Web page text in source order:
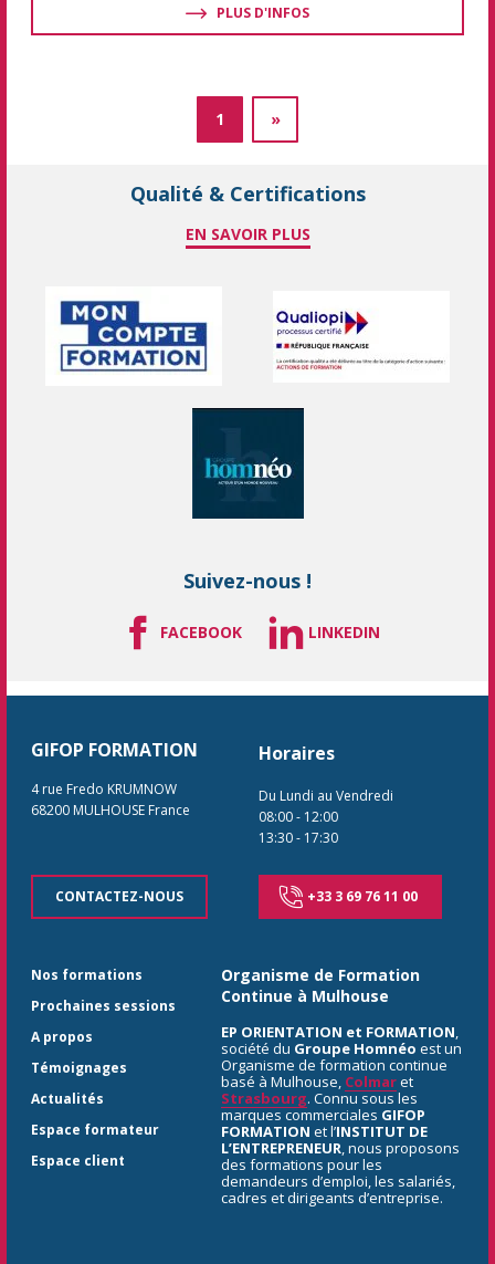
PLUS D'INFOS
1 »
Qualité & Certifications
EN SAVOIR PLUS
Suivez-nous !
FACEBOOK LINKEDIN
GIFOP FORMATION
4 rue Fredo KRUMNOW
68200 MULHOUSE France
CONTACTEZ-NOUS
Horaires
Du Lundi au Vendredi
08:00- 12:00
13:30- 17:30
+33 3 69 76 11 00
Nos formations
Prochaines sessions
A propos
Témoignages
Actualités
Espace formateur
Espace client
Organisme de Formation
Continue à Mulhouse
EP ORIENTATION et FORMATION,
société du Groupe Homnéo est un
Organisme de formation continue
basé à Mulhouse, Colmaret
Strasbourg. Connu sous les
marques commerciales GIFOP
FORMATION et l’INSTITUT DE
L’ENTREPRENEUR, nous proposons
des formations pour les
demandeurs d’emploi, les salariés,
cadres et dirigeants d’entreprise.